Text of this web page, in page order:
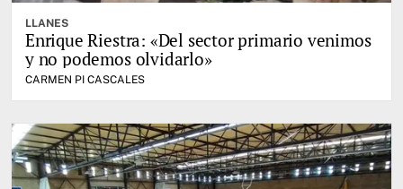
LLANES
Enrique Riestra: «Del sector primario venimos
y no podemos olvidarlo»
CARMEN PI CASCALES